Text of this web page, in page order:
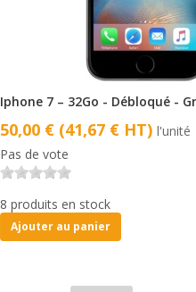
Iphone 7 – 32Go - Débloqué -
50,00 € (41,67 € HT) l'unité
Pas de vote
8 produits en stock
Ajouter au panier